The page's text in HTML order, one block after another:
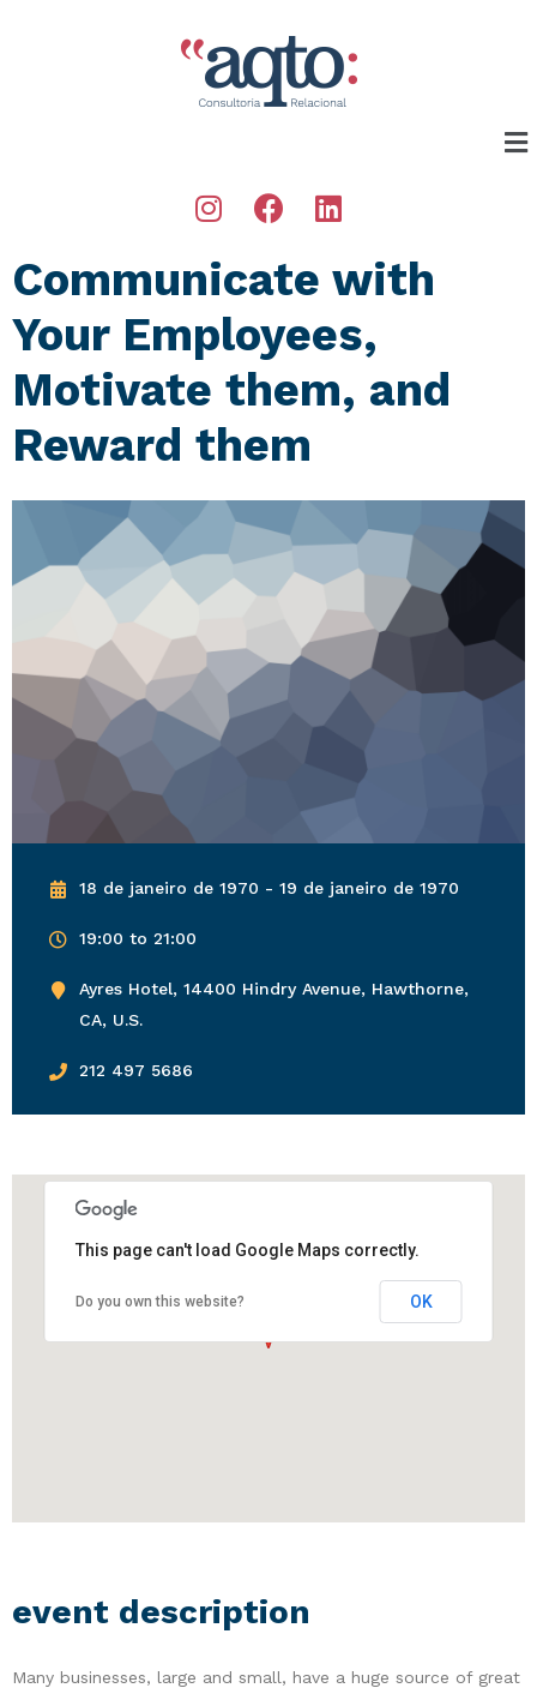
Communicate with
Your Employees,
Motivate them, and
Reward them
18 de janeiro de 1970 - 19 de janeiro de 1970
19:00 to 21:00
Ayres Hotel, 14400 Hindry Avenue, Hawthorne,
CA, U.S.
212 497 5686
This page can't load Google Maps correctly.
Do you own this website? OK
event description
Many businesses, large and small, have a huge source of great